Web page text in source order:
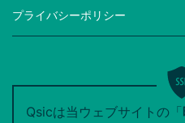
プライバシーポリシー
Qsicは当ウェブサイトの「